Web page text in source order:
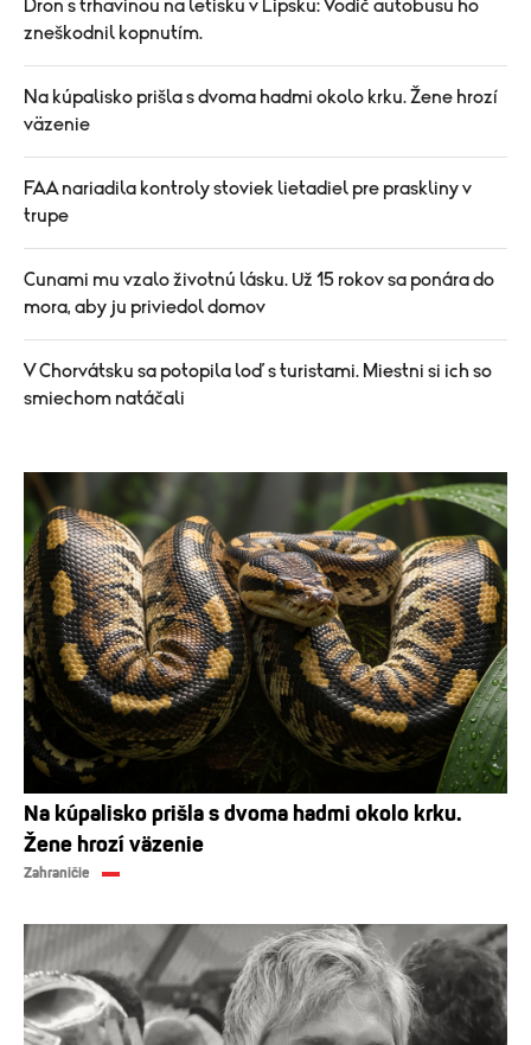
Dron s trhavinou na letisku v Lipsku: Vodič autobusu ho
zneškodnil kopnutím.
Na kúpalisko prišla s dvoma hadmi okolo krku. Žene hrozí
väzenie
FAA nariadila kontroly stoviek lietadiel pre praskliny v
trupe
Cunami mu vzalo životnú lásku. Už 15 rokov sa ponára do
mora, aby ju priviedol domov
V Chorvátsku sa potopila loď s turistami. Miestni si ich so
smiechom natáčali
Na kúpalisko prišla s dvoma hadmi okolo krku.
Žene hrozí väzenie
Zahraničie